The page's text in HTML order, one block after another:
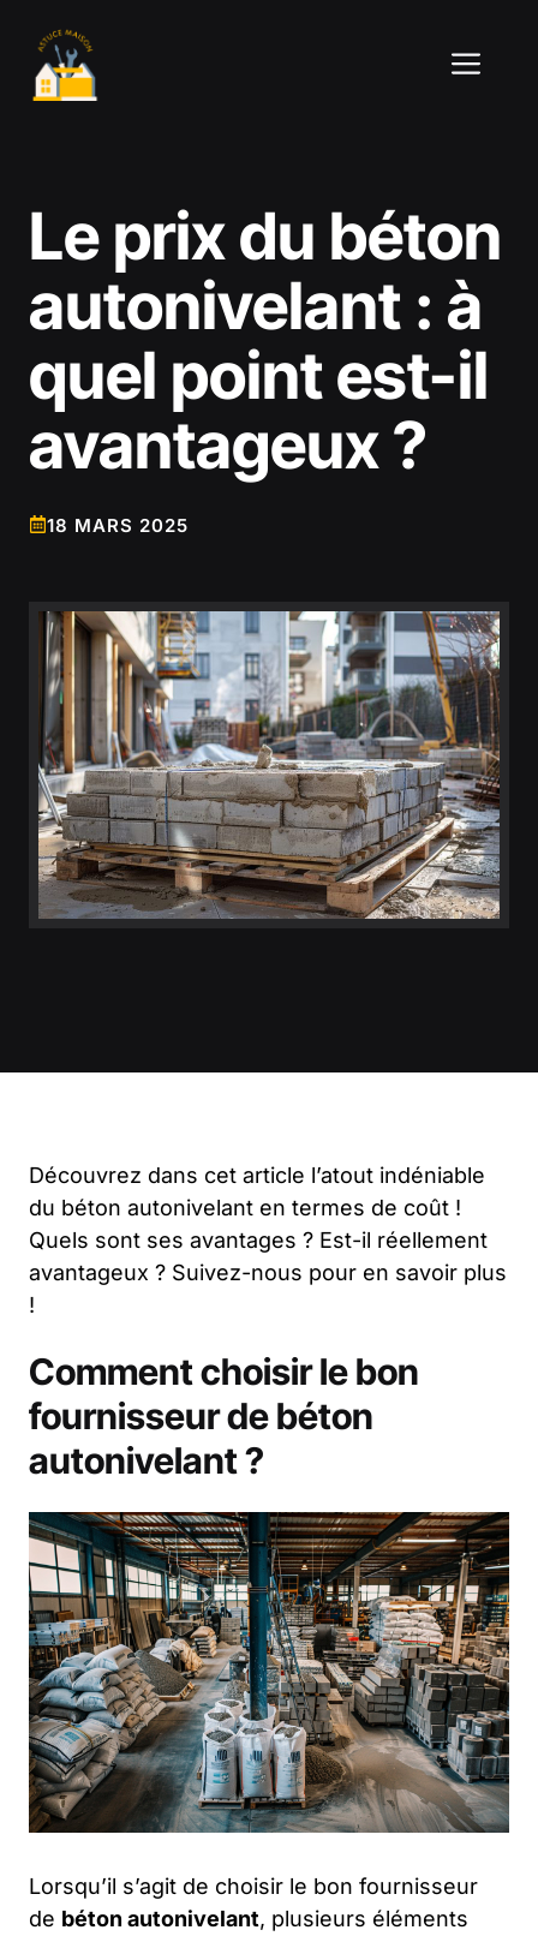
contenu
Le prix du béton
autonivelant : à
quel point est-il
avantageux ?
18 MARS 2025
Découvrez dans cet article l’atout indéniable
du béton autonivelant en termes de coût !
Quels sont ses avantages ? Est-il réellement
avantageux ? Suivez-nous pour en savoir plus
!
Comment choisir le bon
fournisseur de béton
autonivelant ?
Lorsqu’il s’agit de choisir le bon fournisseur
de béton autonivelant, plusieurs éléments